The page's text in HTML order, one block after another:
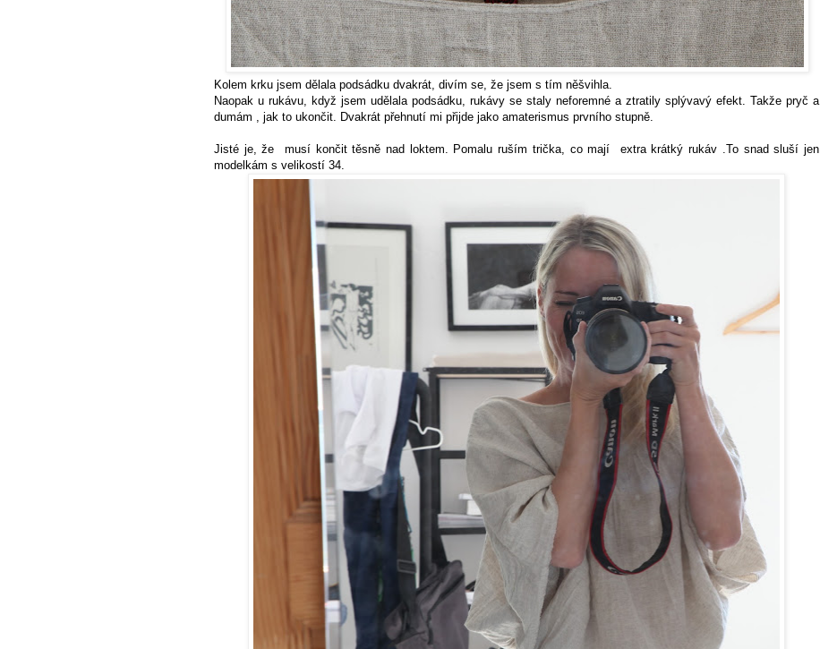
Kolem krku jsem dělala podsádku dvakrát, divím se, že jsem s tím něšvihla.
Naopak u rukávu, když jsem udělala podsádku, rukávy se staly neforemné a ztratily splývavý efekt. Takže pryč a
dumám , jak to ukončit. Dvakrát přehnutí mi přijde jako amaterismus prvního stupně.
Jisté je, že musí končit těsně nad loktem. Pomalu ruším trička, co mají extra krátký rukáv .To snad sluší jen
modelkám s velikostí 34.